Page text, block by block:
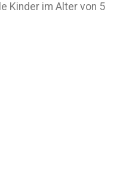
Kinder im Alter von 5